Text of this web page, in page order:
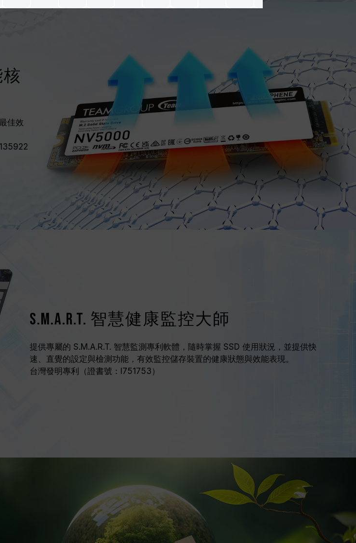
佳效
S.M.A.R.T. 智慧健康監控大師
提供專屬的 S.M.A.R.T. 智慧監測專利軟體，隨時掌握 SSD 使用狀況，並提供快
速、直覺的設定與檢測功能，有效監控儲存裝置的健康狀態與效能表現。
台灣發明專利（證書號：I751753）